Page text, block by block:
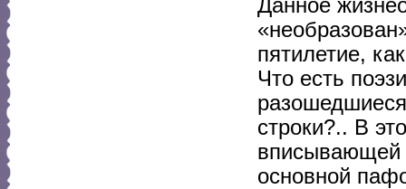
Данное
пятилетие,
Что есть
строки?.. В
вписывающей
основной